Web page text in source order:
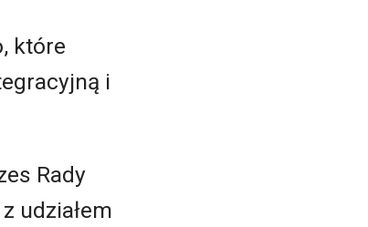
które
i
Rady
udziałem